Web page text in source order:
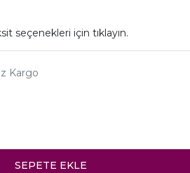
seçenekleri için tıklayın.
Kargo
SEPETE EKLE